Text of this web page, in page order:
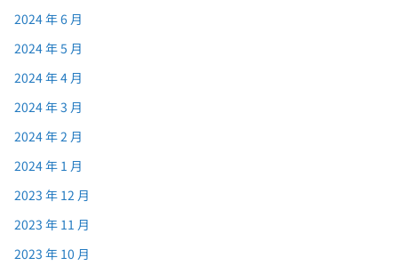
2024 年 6 月
2024 年 5 月
2024 年 4 月
2024 年 3 月
2024 年 2 月
2024 年 1 月
2023 年 12 月
2023 年 11 月
2023 年 10 月